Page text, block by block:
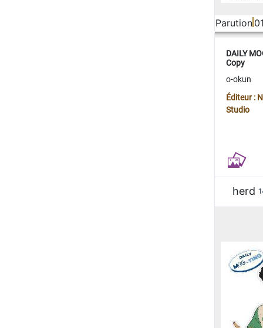
Parution
DAILY
Copy
o-okun
Éditeur :
Studio
herd